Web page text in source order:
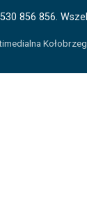
856 856.
Kołobrzeg